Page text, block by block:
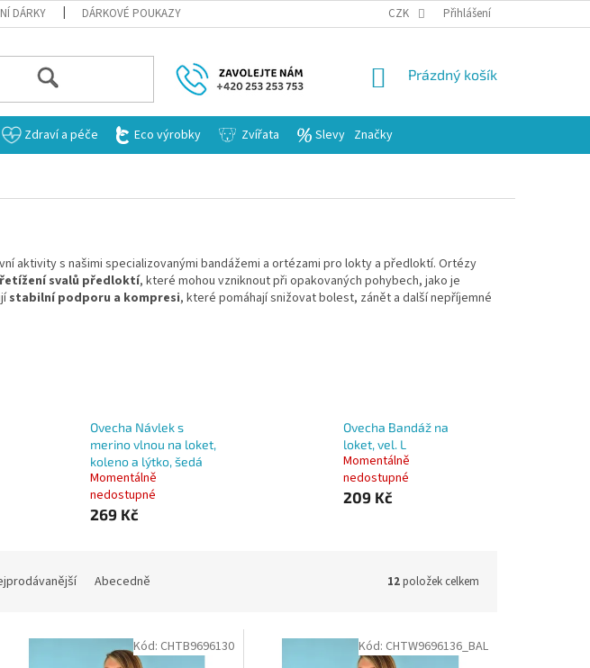
DÁRKY DÁRKOVÉ POUKAZY CZK Přihlášení
HLEDAT
NÁKUPNÍ
Prázdný košík
Zdraví a péče Eco výrobky Zvířata Slevy Značky
aktivity s našimi specializovanými bandážemi a ortézami pro lokty a předloktí. Ortézy
svalů předloktí, které mohou vzniknout při opakovaných pohybech, jako je
stabilní podporu a kompresi, které pomáhají snižovat bolest, zánět a další nepříjemné
Ovecha Návlek s
merino vlnou na loket,
koleno a lýtko, šedá
Momentálně
nedostupné
269 Kč
Ovecha Bandáž na
loket, vel. L
Momentálně
nedostupné
209 Kč
Abecedně 12položek celkem
Kód: CHTB9696130 Kód: CHTW9696136_BAL